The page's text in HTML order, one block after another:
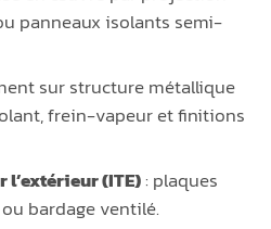
panneaux isolants semi-
sur structure métallique
frein-vapeur et finitions
(ITE): plaques
bardage ventilé.